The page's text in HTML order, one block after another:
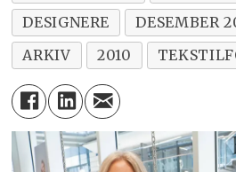
DESIGNERE
DESEMBER
ARKIV
2010